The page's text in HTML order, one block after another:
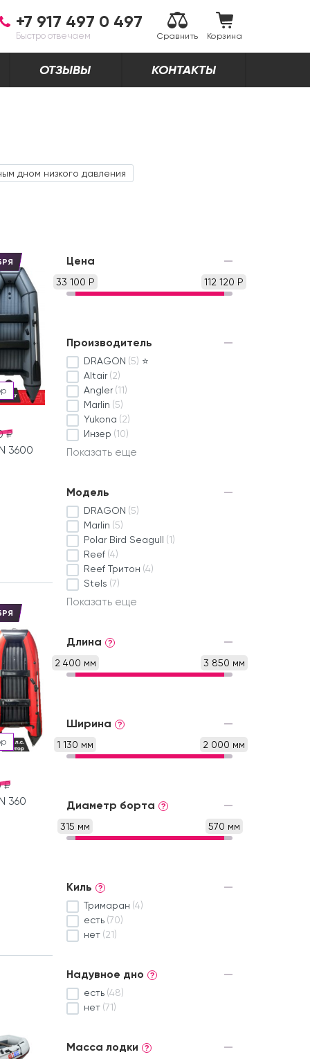
+7 917 497 0 497
Быстро отвечаем Сравнить Корзина
ОТЗЫВЫ КОНТАКТЫ
дном низкого давления
₽
3600
₽
360
Цена
33 100 Р 112 120 Р
Производитель
DRAGON (5) ⭐
Altair (2)
Angler (11)
Marlin (5)
Yukona (2)
Инзер (10)
Показать еще
Модель
DRAGON (5)
Marlin (5)
Polar Bird Seagull (1)
Reef (4)
Reef Тритон (4)
Stels (7)
Показать еще
Длина ?
2 400 мм 3 850 мм
Ширина ?
1 130 мм 2 000 мм
Диаметр борта ?
315 мм 570 мм
Киль ?
Тримаран (4)
есть (70)
нет (21)
Надувное дно ?
есть (48)
нет (71)
Масса лодки ?